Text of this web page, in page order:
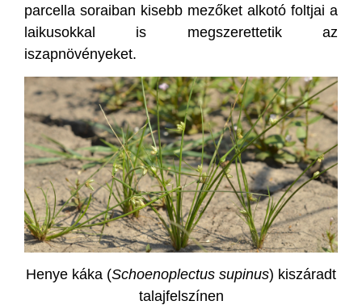
parcella soraiban kisebb mezőket alkotó foltjai a
laikusokkal is megszerettetik az
iszapnövényeket.
Henye káka (Schoenoplectus supinus) kiszáradt
talajfelszínen